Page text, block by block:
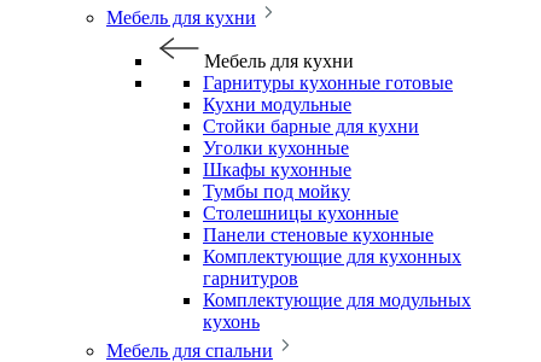
Мебель для кухни
Мебель для кухни
Гарнитуры кухонные готовые
Кухни модульные
Стойки барные для кухни
Уголки кухонные
Шкафы кухонные
Тумбы под мойку
Столешницы кухонные
Панели стеновые кухонные
Комплектующие для кухонных
гарнитуров
Комплектующие для модульных
кухонь
Мебель для спальни